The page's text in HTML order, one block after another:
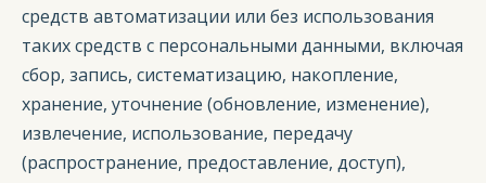
средств автоматизации или без использования
таких средств с персональными данными, включая
сбор, запись, систематизацию, накопление,
хранение, уточнение (обновление, изменение),
извлечение, использование, передачу
(распространение, предоставление, доступ),